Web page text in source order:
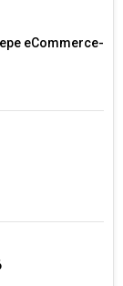
eCommerce-